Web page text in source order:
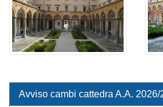
Avviso cambi cattedra A.A. 2026/